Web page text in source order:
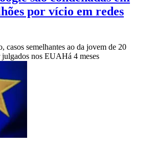
por vício em redes
casos semelhantes ao da jovem de 20
julgados nos EUAHá 4 meses